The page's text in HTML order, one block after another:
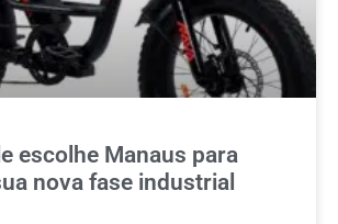
escolhe Manaus para
nova fase industrial